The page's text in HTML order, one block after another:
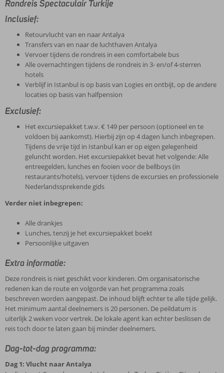
Rondreis Spectaculair Turkije
Inclusief:
Retourvlucht van en naar Antalya
Transfers van en naar de luchthaven Antalya
Vervoer tijdens de rondreis in een comfortabele bus
Alle overnachtingen tijdens de rondreis in 3- en/of 4-sterren
hotels
Verblijf in Istanbul is op basis van Logies en ontbijt, op de andere
locaties op basis van halfpension
Exclusief:
Het excursiepakket t.w.v. € 149 per persoon (optioneel en te
voldoen bij aankomst). Hierbij zijn op 4 dagen lunch inbegrepen.
Tijdens de vrije tijd in Istanbul kan er op eigen gelegenheid
geluncht worden. Het excursiepakket bevat het volgende: Alle
entreegelden, lunches en fooien voor de bellboys (in
restaurants/hotels), vervoer tijdens de excursies en professionele
Nederlandssprekende gids
Verder niet inbegrepen:
Alle drankjes
Lunches, tenzij je het excursiepakket boekt
Persoonlijke uitgaven
Extra informatie:
Deze rondreis is niet geschikt voor kinderen. Om organisatorische
redenen kan de route en volgorde van het programma zoals
beschreven worden aangepast. De inhoud blijft echter te alle tijde gelijk.
Het minimum aantal deelnemers is 20 personen. De peildatum is
uiterlijk 2 weken voor vertrek. De lokale agent kan echter beslissen de
reis toch door te laten gaan bij minder deelnemers.
Dag-tot-dag programma:
Dag 1: Vlucht naar Antalya